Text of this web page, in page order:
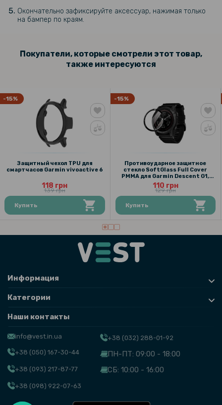
Окончательно зафиксируйте аксессуар, нажимая только
на бампер по краям.
Покупатели, которые смотрели этот товар,
также интересуются
-15%
Защитный чехол TPU для
смартчасов Garmin vivoactive 6
118 грн
139 грн
Купить
-15%
Противоударное защитное
стекло SoftGlass Full Cover
PMMA для Garmin Descent G1,
Black
110 грн
129 грн
Купить
Информация
Категории
Наши контакты
info@vest.in.ua
+38 (050) 167-30-44
+38 (093) 217-87-77
+38 (098) 922-07-63
+38 (032) 288-01-92
ПН-ПТ: 09:00 - 18:00
СБ: 10:00 - 16:00